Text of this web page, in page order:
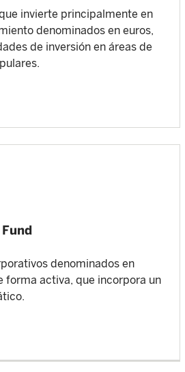
invierte principalmente en
denominados en euros,
de inversión en áreas de
denominados en
forma activa, que incorpora un